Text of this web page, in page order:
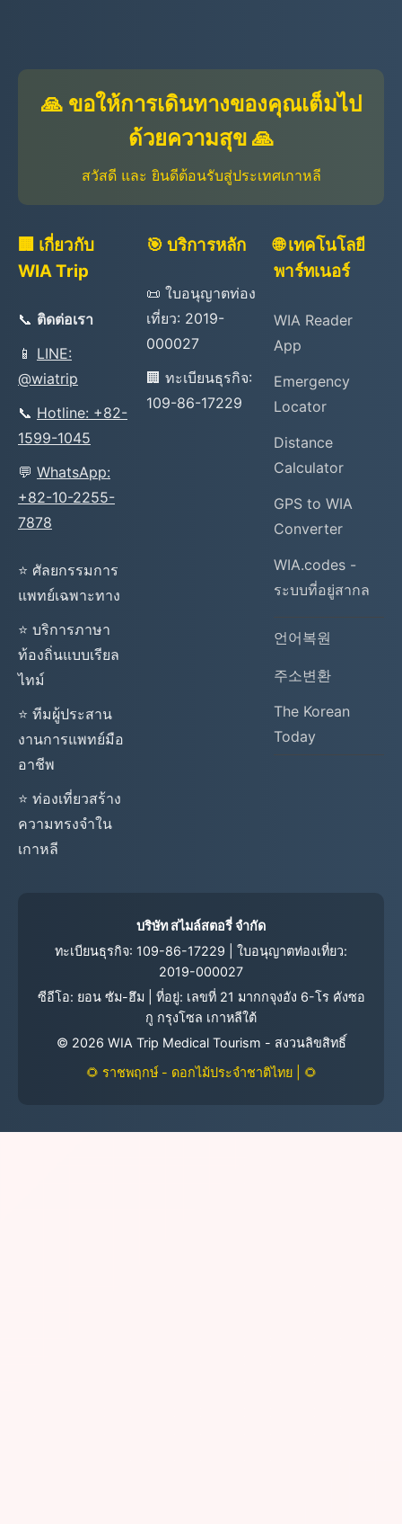
🙏 ขอให้การเดินทางของคุณเต็มไป
ด้วยความสุข 🙏
สวัสดี และ ยินดีต้อนรับสู่ประเทศเกาหลี
🏢 เกี่ยวกับ
WIA Trip
📞 ติดต่อเรา
📱 LINE:
@wiatrip
📞 Hotline: +82-
1599-1045
💬 WhatsApp:
+82-10-2255-
7878
⭐ ศัลยกรรมการ
แพทย์เฉพาะทาง
⭐ บริการภาษา
ท้องถิ่นแบบเรียล
ไทม์
⭐ ทีมผู้ประสาน
งานการแพทย์มือ
อาชีพ
⭐ ท่องเที่ยวสร้าง
ความทรงจำใน
เกาหลี
🎯 บริการหลัก
📜 ใบอนุญาตท่อง
เที่ยว: 2019-
000027
🏢 ทะเบียนธุรกิจ:
109-86-17229
🌐 เทคโนโลยี
พาร์ทเนอร์
WIA Reader
App
Emergency
Locator
Distance
Calculator
GPS to WIA
Converter
WIA.codes -
ระบบที่อยู่สากล
언어복원
주소변환
The Korean
Today
บริษัท สไมล์สตอรี่ จำกัด
ทะเบียนธุรกิจ: 109-86-17229 | ใบอนุญาตท่องเที่ยว:
2019-000027
ซีอีโอ: ยอน ซัม-ฮึม | ที่อยู่: เลขที่ 21 มากกจุงอัง 6-โร คังซอ
กู กรุงโซล เกาหลีใต้
© 2026 WIA Trip Medical Tourism - สงวนลิขสิทธิ์
🌻 ราชพฤกษ์ - ดอกไม้ประจำชาติไทย | 🌻